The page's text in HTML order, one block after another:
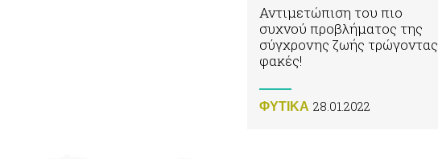
Αντιμετώπιση του πιο
συχνού προβλήματος της
σύγχρονης ζωής τρώγοντας
φακές!
ΦΥΤΙΚA 28.01.2022